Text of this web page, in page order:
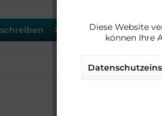
Marketing
Diese Website
können Ihre